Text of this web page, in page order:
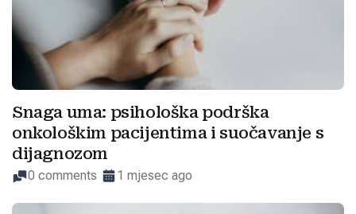
Snaga uma: psihološka podrška
onkološkim pacijentima i suočavanje s
dijagnozom
0 comments 1 mjesec ago